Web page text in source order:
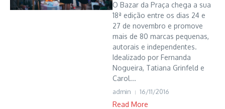
O Bazar da Praça chega a sua
18ª edição entre os dias 24 e
27 de novembro e promove
mais de 80 marcas pequenas,
autorais e independentes.
Idealizado por Fernanda
Nogueira, Tatiana Grinfeld e
Carol...
admin 16/11/2016
Read More